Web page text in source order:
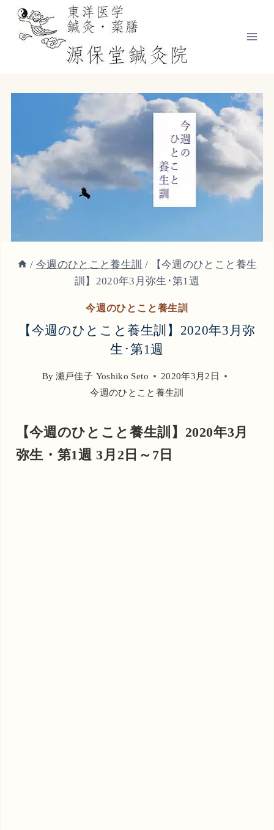
/ 今週のひとこと養生訓 /
【今週のひとこと養生
訓】2020年3月弥生･第1週
今週のひとこと養生訓
【今週のひとこと養生訓】2020年3月弥
生･第1週
By 瀬戸佳子 Yoshiko Seto
2020年3月2日
今週のひとこと養生訓
【今週のひとこと養生訓】2020年3月
弥生・第1週 3月2日～7日